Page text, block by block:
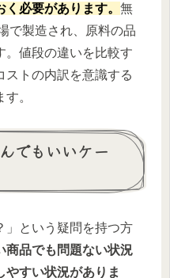
必要があります。 無
で製造され、原料の品
。値段の違いを比較す
ストの内訳を意識する
。
でもいいケー
」という疑問を持つ方
商品でも問題ない状況
やすい状況がありま